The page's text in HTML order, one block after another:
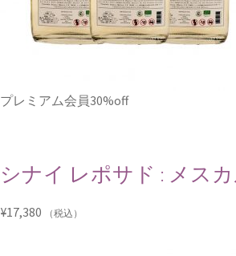
プレミアム会員30%off
シナイ レポサド : メスカ
¥17,380 （税込）